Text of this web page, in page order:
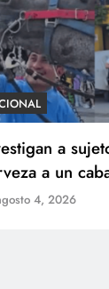
a
a un
4, 2026